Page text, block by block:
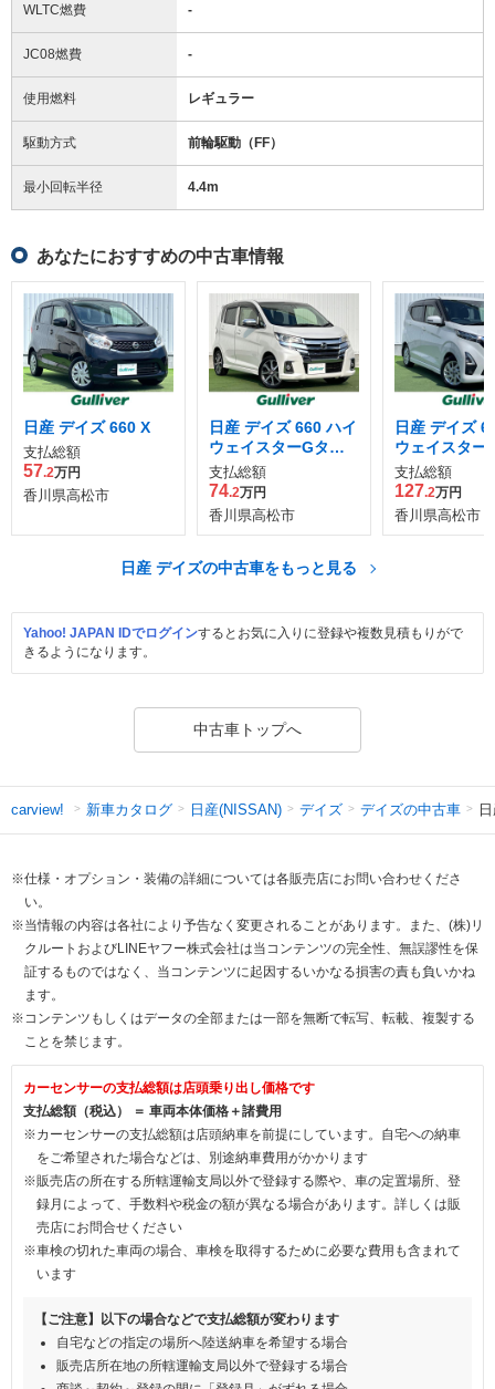
WLTC燃費 -
JC08燃費 -
使用燃料 レギュラー
駆動方式 前輪駆動（FF）
最小回転半径 4.4m
あなたにおすすめの中古車情報
日産 デイズ 660 X
支払総額
57.2万円
香川県高松市
日産 デイズ 660 ハイ
ウェイスターGター
ボ
支払総額
74.2万円
香川県高松市
日産 デイズ
ウェイスター
パイロット
ョン
支払総額
127.2万円
香川県高松市
日産 デイズの中古車をもっと見る
Yahoo! JAPAN IDでログインするとお気に入りに登録や複数見積もりがで
きるようになります。
中古車トップへ
carview! 新車カタログ 日産(NISSAN) デイズ デイズの中古車
※仕様・オプション・装備の詳細については各販売店にお問い合わせくださ
い。
※当情報の内容は各社により予告なく変更されることがあります。また、(株)リ
クルートおよびLINEヤフー株式会社は当コンテンツの完全性、無誤謬性を保
証するものではなく、当コンテンツに起因するいかなる損害の責も負いかね
ます。
※コンテンツもしくはデータの全部または一部を無断で転写、転載、複製する
ことを禁じます。
カーセンサーの支払総額は店頭乗り出し価格です
支払総額（税込） ＝ 車両本体価格＋諸費用
※カーセンサーの支払総額は店頭納車を前提にしています。自宅への納車
をご希望された場合などは、別途納車費用がかかります
※販売店の所在する所轄運輸支局以外で登録する際や、車の定置場所、登
録月によって、手数料や税金の額が異なる場合があります。詳しくは販
売店にお問合せください
※車検の切れた車両の場合、車検を取得するために必要な費用も含まれて
います
【ご注意】以下の場合などで支払総額が変わります
自宅などの指定の場所へ陸送納車を希望する場合
販売店所在地の所轄運輸支局以外で登録する場合